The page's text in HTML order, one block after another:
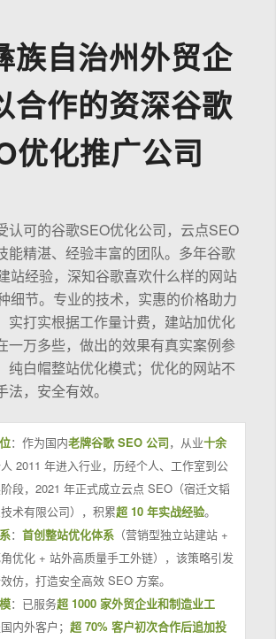
族自治州外贸企
合作的资深谷歌
优化推广公司
认可的谷歌SEO优化公司，云点SEO
能精湛、经验丰富的团队。多年谷歌
站经验，深知谷歌喜欢什么样的网站
细节。专业的技术，实惠的价格助力
实打实根据工作量计费，建站加优化
一万多些，做出的效果有真实案例参
纯白帽整站优化模式；优化的网站不
，安全有效。
：作为国内老牌谷歌 SEO 公司，从业十余
2011 年进入行业，历经个人、工作室到公
段，2021 年正式成立云点 SEO（宿迁文韬
术有限公司），积累超 10 年实战经验。
： 首创整站优化体系（营销型独立站建站 +
优化 + 站外高质量手工外链），该策略引发
仿，打造安全高效 SEO 方案。
：已服务超 1000 家外贸企业和制造业工
内外客户； 超 70% 客户初次合作后追加投